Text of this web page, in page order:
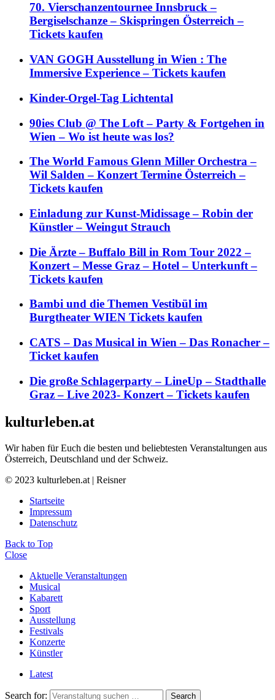
70. Vierschanzentournee Innsbruck –
Bergiselschanze – Skispringen Österreich –
Tickets kaufen
VAN GOGH Ausstellung in Wien : The
Immersive Experience – Tickets kaufen
Kinder-Orgel-Tag Lichtental
90ies Club @ The Loft – Party & Fortgehen in
Wien – Wo ist heute was los?
The World Famous Glenn Miller Orchestra –
Wil Salden – Konzert Termine Österreich –
Tickets kaufen
Einladung zur Kunst-Midissage – Robin der
Künstler – Weingut Strauch
Die Ärzte – Buffalo Bill in Rom Tour 2022 –
Konzert – Messe Graz – Hotel – Unterkunft –
Tickets kaufen
Bambi und die Themen Vestibül im
Burgtheater WIEN Tickets kaufen
CATS – Das Musical in Wien – Das Ronacher –
Ticket kaufen
Die große Schlagerparty – LineUp – Stadthalle
Graz – Live 2023- Konzert – Tickets kaufen
kulturleben.at
Wir haben für Euch die besten und beliebtesten Veranstaltungen aus
Österreich, Deutschland und der Schweiz.
© 2023 kulturleben.at | Reisner
Startseite
Impressum
Datenschutz
Back to Top
Close
Aktuelle Veranstaltungen
Musical
Kabarett
Sport
Ausstellung
Festivals
Konzerte
Künstler
Latest
Search for: Search